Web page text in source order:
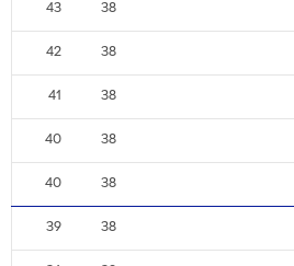
38
43
38
42
38
41
38
40
38
40
38
39